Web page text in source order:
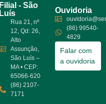
Filial - São
Luís
Rua 21, nº
12, Qd: 26,
Alto
Assunção,
São Luís –
MA • CEP:
65066-620
(86) 2107-
7171
Ouvidoria
(86) 99540-
4829
Falar com
a ouvidoria